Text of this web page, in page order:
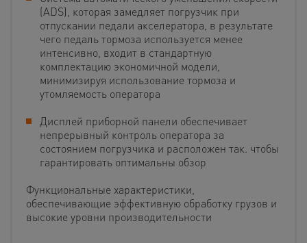
(ADS), которая замедляет погрузчик при
отпускании педали акселератора, в результате
чего педаль тормоза используется менее
интенсивно, входит в стандартную
комплектацию экономичной модели,
минимизируя использование тормоза и
утомляемость оператора
Дисплей приборной панели обеспечивает
непрерывный контроль оператора за
состоянием погрузчика и расположен так. чтобы
гарантировать оптимальны обзор
Функциональные характеристики,
обеспечивающие эффективную обработку грузов и
высокие уровни производительности